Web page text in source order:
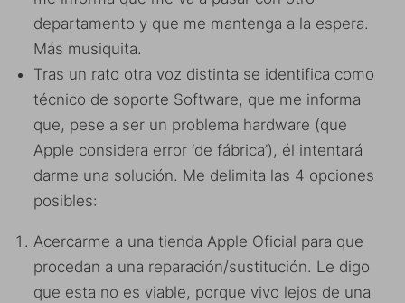
departamento y que me mantenga a la espera.
Más musiquita.
Tras un rato otra voz distinta se identifica como
técnico de soporte Software, que me informa
que, pese a ser un problema hardware (que
Apple considera error ‘de fábrica’), él intentará
darme una solución. Me delimita las 4 opciones
posibles:
Acercarme a una tienda Apple Oficial para que
procedan a una reparación/sustitución. Le digo
que esta no es viable, porque vivo lejos de una